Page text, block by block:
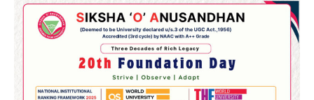
୨୦୨୭ ବିଶ୍ୱକପ ପାଇଁ ରବି ଶାସ୍ତ୍ରୀଙ୍କ ଟିମ୍,